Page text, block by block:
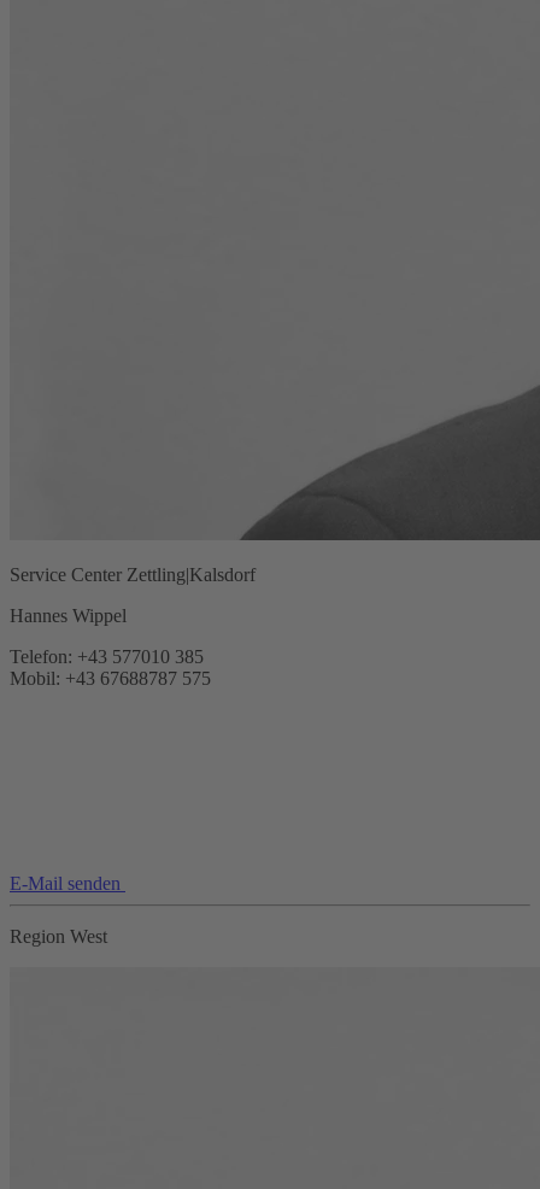
Service Center Zettling|Kalsdorf
Hannes Wippel
Telefon: +43 577010 385
Mobil: +43 67688787 575
E-Mail senden
Region West